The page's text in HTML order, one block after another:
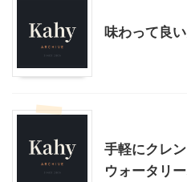
味わって良
手軽にクレ
ウォータリ